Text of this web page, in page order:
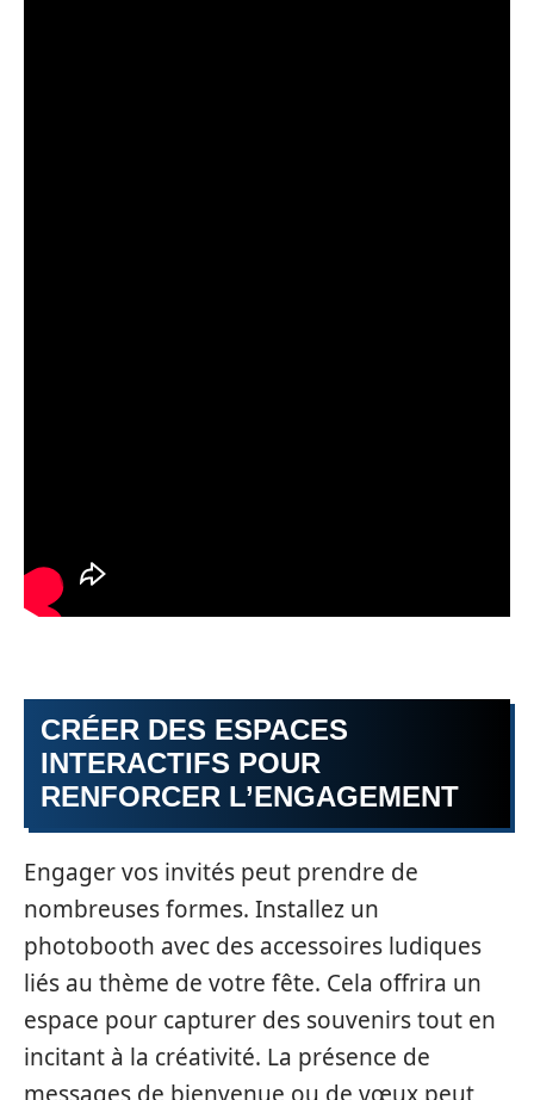
CRÉER DES ESPACES
INTERACTIFS POUR
RENFORCER L’ENGAGEMENT
Engager vos invités peut prendre de
nombreuses formes. Installez un
photobooth avec des accessoires ludiques
liés au thème de votre fête. Cela offrira un
espace pour capturer des souvenirs tout en
incitant à la créativité. La présence de